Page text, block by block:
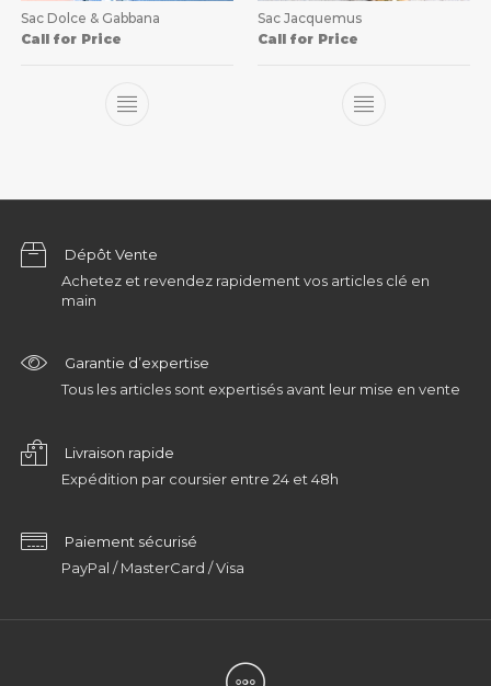
Sac Dolce & Gabbana
Call for Price
Sac Jacquemus
Call for Price
Dépôt Vente
Achetez et revendez rapidement vos articles clé en
main
Garantie d’expertise
Tous les articles sont expertisés avant leur mise en vente
Livraison rapide
Expédition par coursier entre 24 et 48h
Paiement sécurisé
PayPal / MasterCard / Visa